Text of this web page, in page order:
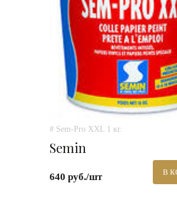
# Sem-Pro XXL 1 кг.
Semin
640 руб./шт В